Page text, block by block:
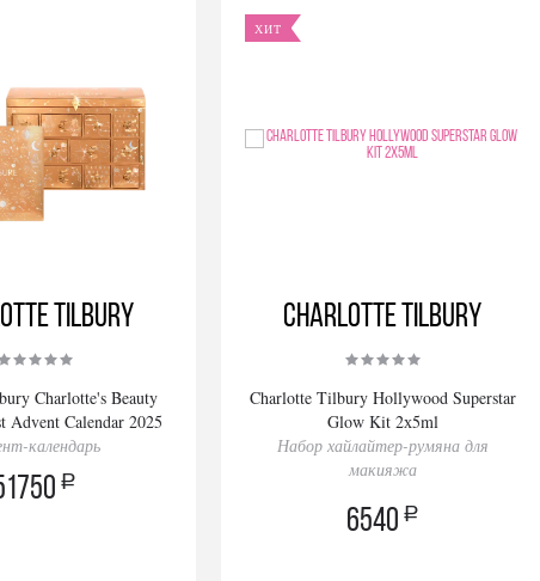
Tilbury
Charlotte's Beauty
Advent Calendar 2025
календарь
a
ХИТ
Charlotte Tilbury
Charlotte Tilbury Hollywood Superstar
Glow Kit 2х5ml
Набор хайлайтер-румяна для
макияжа
6540 a